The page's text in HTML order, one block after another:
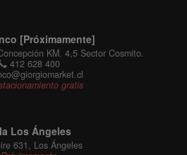
[Próximamente]
KM. 4,5 Sector Cosmito.
412 628 400
gratis
Los Ángeles
631, Los Ángeles